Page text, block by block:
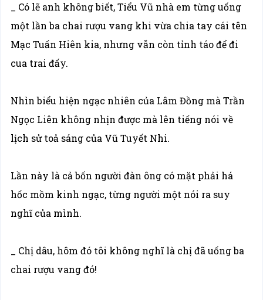
_ Có lẽ anh không biết, Tiểu Vũ nhà em từng uống
một lần ba chai rượu vang khi vừa chia tay cái tên
Mạc Tuấn Hiên kia, nhưng vẫn còn tỉnh táo để đi
cua trai đấy.
Nhìn biểu hiện ngạc nhiên của Lâm Đồng mà Trần
Ngọc Liên không nhịn được mà lên tiếng nói về
lịch sử toả sáng của Vũ Tuyết Nhi.
Lần này là cả bốn người đàn ông có mặt phải há
hốc mồm kinh ngạc, từng người một nói ra suy
nghĩ của mình.
_ Chị dâu, hôm đó tôi không nghĩ là chị đã uống ba
chai rượu vang đó!